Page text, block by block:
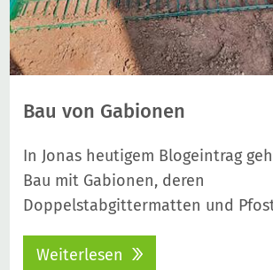
Bau von Gabionen
In Jonas heutigem Blogeintrag
Bau mit Gabionen, deren
Doppelstabgittermatten und
Weiterlesen